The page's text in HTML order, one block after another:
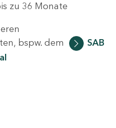
zu 36 Monate
bspw. dem
SAB